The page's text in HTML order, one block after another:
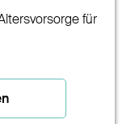
für